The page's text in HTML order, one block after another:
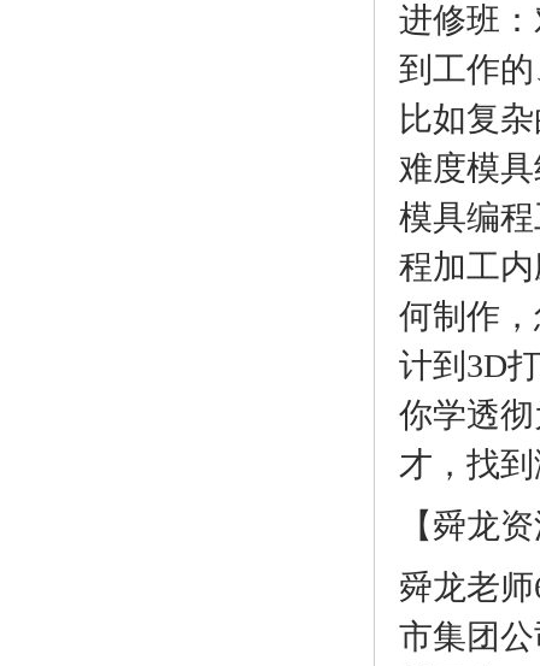
进修班
到工作
比如复
难度模
模具编
程加工
何制作
计到3D
你学透
才，找
【舜龙
舜龙老
市集团